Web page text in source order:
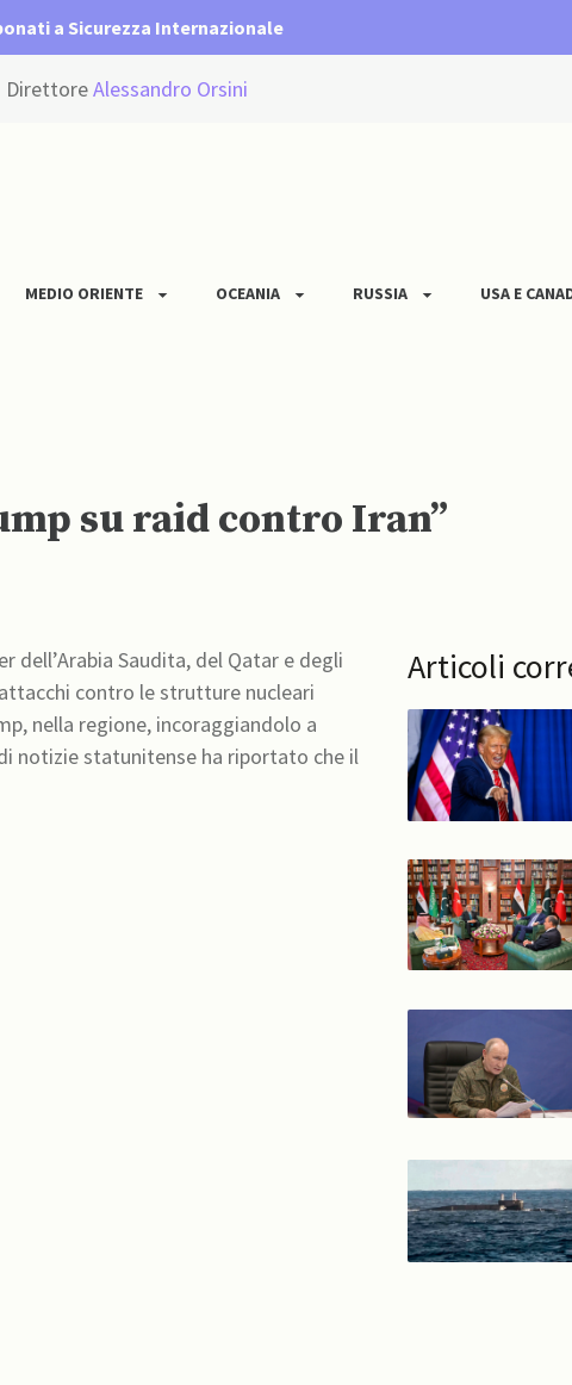
a Sicurezza Internazionale
DirettoreAlessandro Orsini
MEDIO ORIENTE OCEANIA RUSSIA USA E
su raid contro Iran”
Saudita, del Qatar e degli
contro le strutture nucleari
nella regione, incoraggiandolo a
notizie statunitense ha riportato che il
Articoli